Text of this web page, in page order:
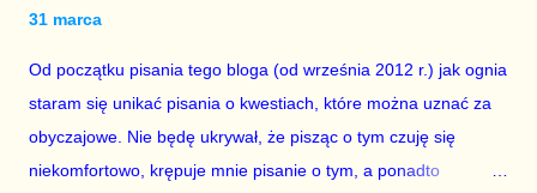
Senatu wniosek o dwudniowe referendum, które miałoby odbyć
nie chce – ani partia rządząca, ani partie opozycyjne. Jeśli w
siedzibie PiS zapadnie decyzja, aby głosować zgodnie z wolą
Dudy, obowiązkiem każdego przyzwoitego człowieka i
szanującego podstawowe reguły demokraty jest takie
31 marca
Od początku pisania tego bloga (od września 2012 r.) jak ognia
staram się unikać pisania o kwestiach, które można uznać za
obyczajowe. Nie będę ukrywał, że pisząc o tym czuję się
niekomfortowo, krępuje mnie pisanie o tym, a ponadto